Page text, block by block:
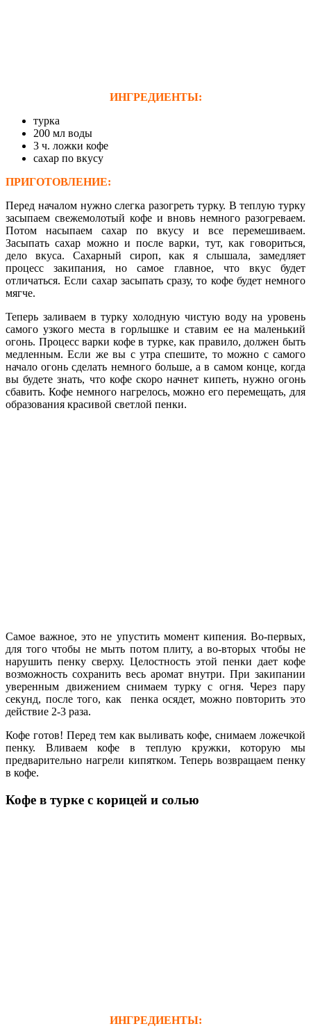
ИНГРЕДИЕНТЫ:
турка
200 мл воды
3 ч. ложки кофе
сахар по вкусу
ПРИГОТОВЛЕНИЕ:
Перед началом нужно слегка разогреть турку. В теплую турку
засыпаем свежемолотый кофе и вновь немного разогреваем.
Потом насыпаем сахар по вкусу и все перемешиваем.
Засыпать сахар можно и после варки, тут, как говориться,
дело вкуса. Сахарный сироп, как я слышала, замедляет
процесс закипания, но самое главное, что вкус будет
отличаться. Если сахар засыпать сразу, то кофе будет немного
мягче.
Теперь заливаем в турку холодную чистую воду на уровень
самого узкого места в горлышке и ставим ее на маленький
огонь. Процесс варки кофе в турке, как правило, должен быть
медленным. Если же вы с утра спешите, то можно с самого
начало огонь сделать немного больше, а в самом конце, когда
вы будете знать, что кофе скоро начнет кипеть, нужно огонь
сбавить. Кофе немного нагрелось, можно его перемещать, для
образования красивой светлой пенки.
Самое важное, это не упустить момент кипения. Во-первых,
для того чтобы не мыть потом плиту, а во-вторых чтобы не
нарушить пенку сверху. Целостность этой пенки дает кофе
возможность сохранить весь аромат внутри. При закипании
уверенным движением снимаем турку с огня. Через пару
секунд, после того, как пенка осядет, можно повторить это
действие 2-3 раза.
Кофе готов! Перед тем как выливать кофе, снимаем ложечкой
пенку. Вливаем кофе в теплую кружки, которую мы
предварительно нагрели кипятком. Теперь возвращаем пенку
в кофе.
Кофе в турке с корицей и солью
ИНГРЕДИЕНТЫ: